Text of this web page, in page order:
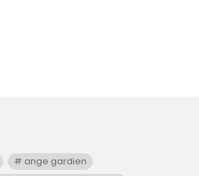
ange gardien